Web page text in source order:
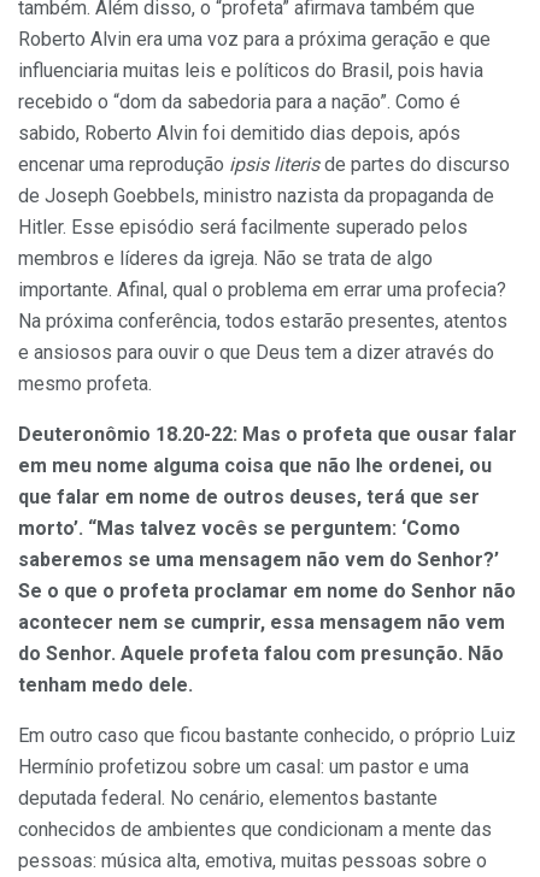
também. Além disso, o “profeta” afirmava também que
Roberto Alvin era uma voz para a próxima geração e que
influenciaria muitas leis e políticos do Brasil, pois havia
recebido o “dom da sabedoria para a nação”. Como é
sabido, Roberto Alvin foi demitido dias depois, após
encenar uma reprodução ipsis literisde partes do discurso
de Joseph Goebbels, ministro nazista da propaganda de
Hitler. Esse episódio será facilmente superado pelos
membros e líderes da igreja. Não se trata de algo
importante. Afinal, qual o problema em errar uma profecia?
Na próxima conferência, todos estarão presentes, atentos
e ansiosos para ouvir o que Deus tem a dizer através do
mesmo profeta.
Deuteronômio 18.20-22: Mas o profeta que ousar falar
em meu nome alguma coisa que não lhe ordenei, ou
que falar em nome de outros deuses, terá que ser
morto’. “Mas talvez vocês se perguntem: ‘Como
saberemos se uma mensagem não vem do Senhor?’
Se o que o profeta proclamar em nome do Senhor não
acontecer nem se cumprir, essa mensagem não vem
do Senhor. Aquele profeta falou com presunção. Não
tenham medo dele.
Em outro caso que ficou bastante conhecido, o próprio Luiz
Hermínio profetizou sobre um casal: um pastor e uma
deputada federal. No cenário, elementos bastante
conhecidos de ambientes que condicionam a mente das
pessoas: música alta, emotiva, muitas pessoas sobre o